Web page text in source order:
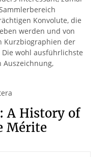
Konvolute, die
werden und von
Kurzbiographien der
wohl ausführlichste
Auszeichnung,
A History of
Mérite